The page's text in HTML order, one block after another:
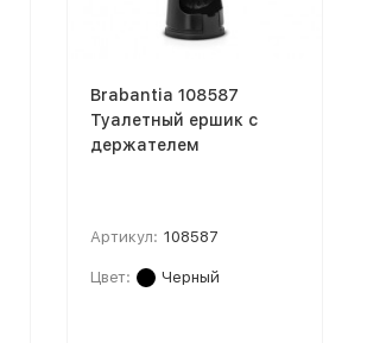
Brabantia 108587
Туалетный ершик с
держателем
Артикул: 108587
Цвет: Черный